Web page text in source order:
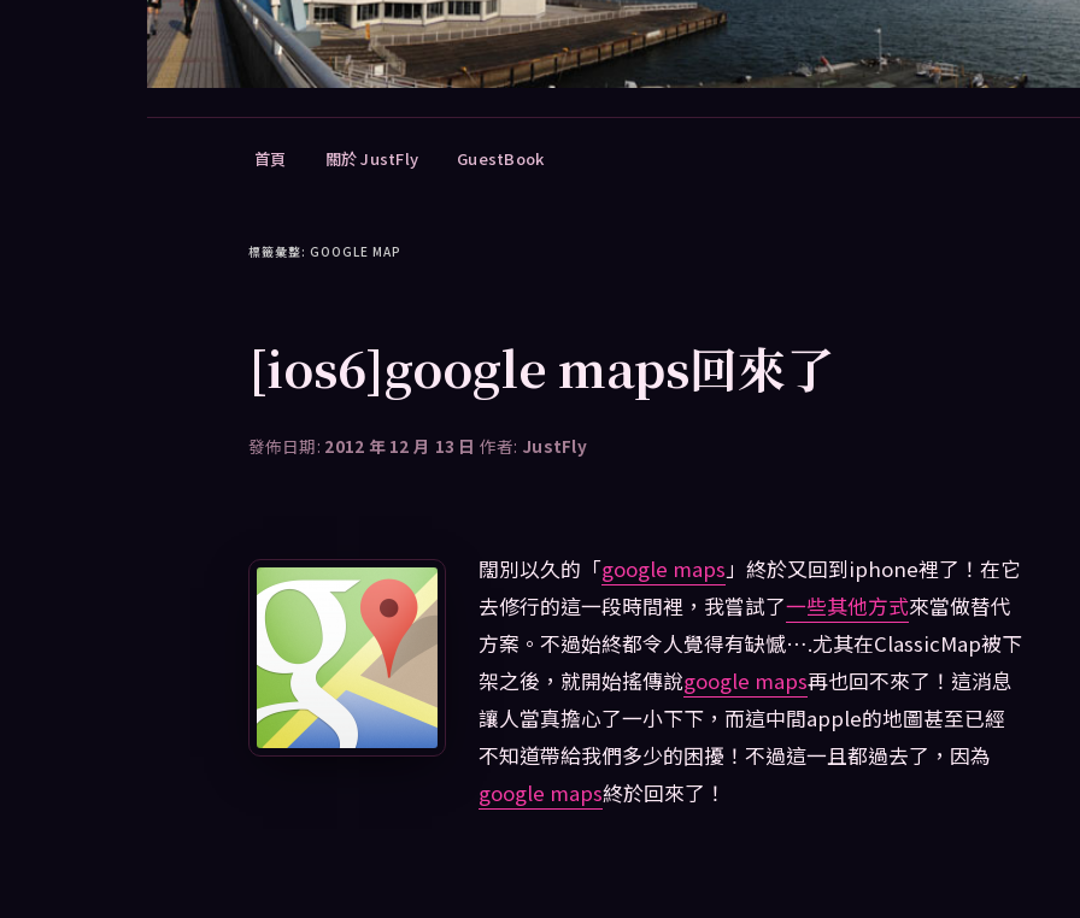
首頁 關於 JustFly GuestBook
標籤彙整: GOOGLE MAP
[ios6]google maps回來了
發佈日期: 2012 年 12 月 13 日 作者: JustFly
闊別以久的「google maps」終於又回到iphone裡了！在它
去修行的這一段時間裡，我嘗試了一些其他方式來當做替代
方案。不過始終都令人覺得有缺憾….尤其在ClassicMap被下
架之後，就開始搖傳說google maps再也回不來了！這消息
讓人當真擔心了一小下下，而這中間apple的地圖甚至已經
不知道帶給我們多少的困擾！不過這一且都過去了，因為
google maps終於回來了！